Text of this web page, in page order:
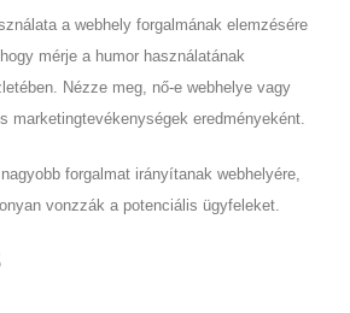
a webhely forgalmának elemzésére
mérje a humor használatának
Nézze meg, nő-e webhelye vagy
marketingtevékenységek eredményeként.
forgalmat irányítanak webhelyére,
vonzzák a potenciális ügyfeleket.